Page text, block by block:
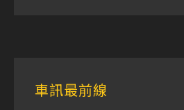
車訊最前線